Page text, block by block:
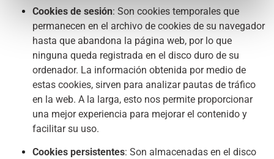
Cookies de sesión: Son cookies temporales que
permanecen en el archivo de cookies de su navegador
hasta que abandona la página web, por lo que
ninguna queda registrada en el disco duro de su
ordenador. La información obtenida por medio de
estas cookies, sirven para analizar pautas de tráfico
en la web. A la larga, esto nos permite proporcionar
una mejor experiencia para mejorar el contenido y
facilitar su uso.
Cookies persistentes: Son almacenadas en el disco